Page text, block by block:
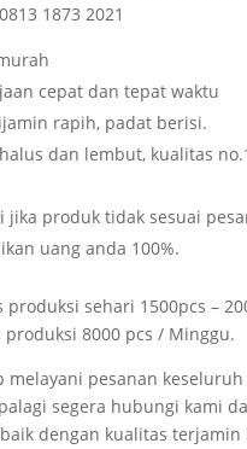
1873 2021
cepat dan tepat waktu
rapih, padat berisi.
dan lembut, kualitas
jika produk tidak sesuai
uang anda 100%.
produksi sehari 1500pcs –
produksi 8000 pcs / Minggu.
melayani pesanan
segera hubungi kami
dengan kualitas